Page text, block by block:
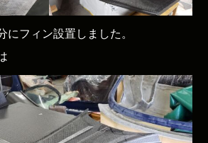
にフィン設置しました。